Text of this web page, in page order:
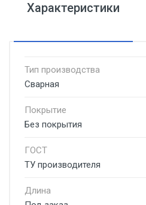
Характеристики
Тип производства
Сварная
Покрытие
Без покрытия
ГОСТ
ТУ производителя
Длина